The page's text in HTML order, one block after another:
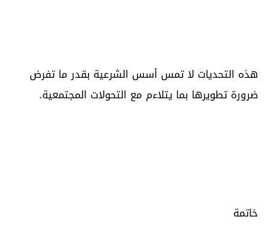
هذه التحديات لا تمس أسس الشرعية بقدر ما تفرض
ضرورة تطويرها بما يتلاءم مع التحولات المجتمعية.
خاتمة